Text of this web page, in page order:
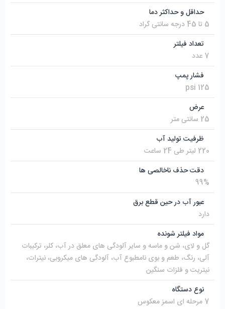
حداقل و حداکثر دما
5 تا 45 درجه سانتی گراد
تعداد فیلتر
7 عدد
فشار پمپ
125 psi
عرض
25 سانتی متر
ظرفیت تولید آب
220 لیتر طی 24 ساعت
دقت حذف ناخالصی ها
99%
عبور آب در حین قطع برق
دارد
مواد فیلتر شونده
گل و لای، شن و ماسه و سایر آلودگی های معلق در آب، کلر، ترکیبات
آلی، رنگ، طعم و بوی نامطبوع آب، آلودگی های میکروبی، نیترات،
نیتریت و فلزات سنگین
نوع دستگاه
7 مرحله ای اسمز معکوس